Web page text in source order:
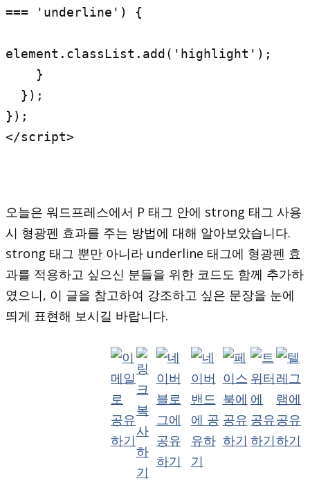
=== 'underline') {
element.classList.add('highlight');
});
</script>
오늘은 워드프레스에서 P 태그 안에 strong 태그 사용
시 형광펜 효과를 주는 방법에 대해 알아보았습니다.
strong 태그 뿐만 아니라 underline 태그에 형광펜 효
과를 적용하고 싶으신 분들을 위한 코드도 함께 추가하
였으니, 이 글을 참고하여 강조하고 싶은 문장을 눈에
띄게 표현해 보시길 바랍니다.